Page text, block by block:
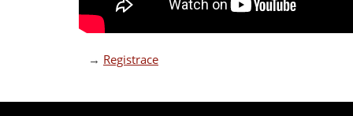
→ Registrace